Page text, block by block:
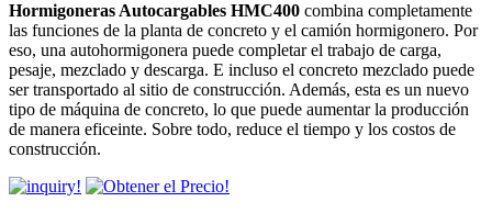
Hormigoneras Autocargables HMC400 combina completamente
las funciones de la planta de concreto y el camión hormigonero. Por
eso, una autohormigonera puede completar el trabajo de carga,
pesaje, mezclado y descarga. E incluso el concreto mezclado puede
ser transportado al sitio de construcción. Además, esta es un nuevo
tipo de máquina de concreto, lo que puede aumentar la producción
de manera eficeinte. Sobre todo, reduce el tiempo y los costos de
construcción.